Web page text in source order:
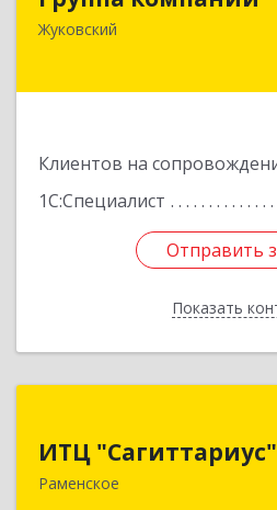
Жуковский
Клиентов на
1С:Специалист
Отправить
Показать
140180, Московская обл,
Отправить
Назад
ИТЦ "Сагиттариус"
Раменское
140103,